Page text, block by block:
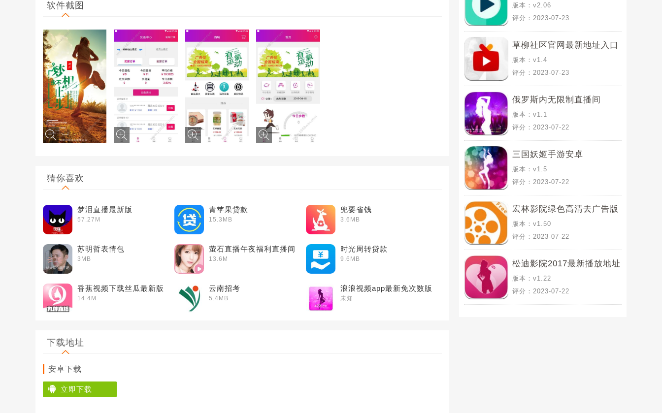
软件截图
猜你喜欢
梦泪直播最新版
57.27M
青苹果贷款
15.3MB
兜要省钱
3.6MB
苏明哲表情包
3MB
萤石直播午夜福利直播间
13.6M
时光周转贷款
9.6MB
香蕉视频下载丝瓜最新版
14.4M
云南招考
5.4MB
浪浪视频app最新免次数版
未知
下载地址
安卓下载
立即下载
免费观看
版本：v2.06
评分：2023-07-23
草柳社区官网最新地址入口
版本：v1.4
评分：2023-07-23
俄罗斯内无限制直播间
版本：v1.1
评分：2023-07-22
三国妖姬手游安卓
版本：v1.5
评分：2023-07-22
宏林影院绿色高清去广告版
版本：v1.50
评分：2023-07-22
松迪影院2017最新播放地址
版本：v1.22
评分：2023-07-22